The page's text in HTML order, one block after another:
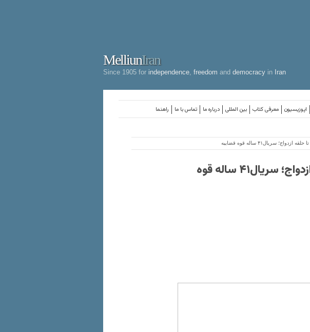
MelliunIran
Since 1905 for independence freedom and democracy in Iran
راهنما تماس با ما درباره ما بین المللی معرفی کتاب اپوزیسیون
سریال۴۱ ساله قوه قضاییه
مصادره اموال از خانه تا حلقه ازدواج؛ سریال۴۱ ساله قوه